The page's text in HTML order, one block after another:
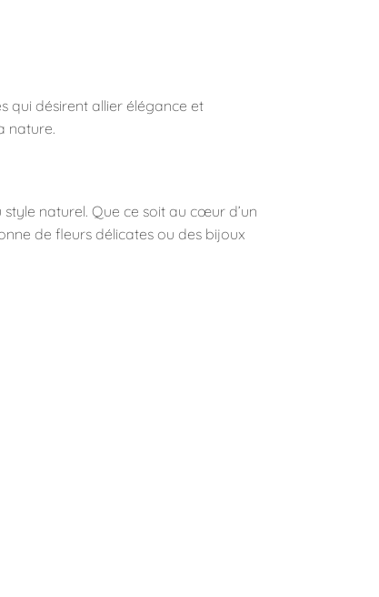
qui désirent allier élégance et
nature.
naturel. Que ce soit au cœur d’un
de fleurs délicates ou des bijoux